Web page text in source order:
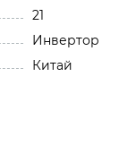
21
Инвертор
Китай